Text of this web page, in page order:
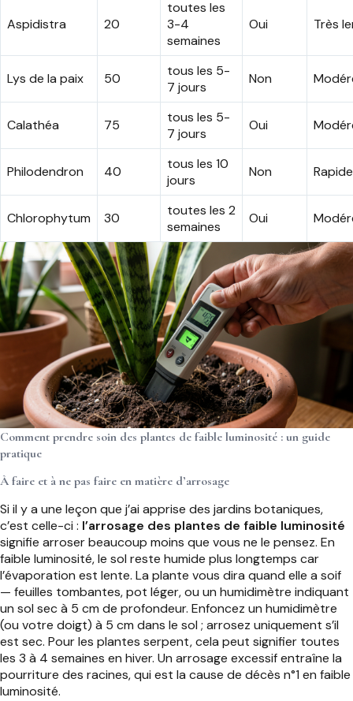
Aspidistra 20
toutes les
3-4
semaines
Oui Très
Lys de la paix 50
tous les 5-
7 jours
Non
Calathéa 75
tous les 5-
7 jours
Oui
Philodendron 40
tous les 10
jours
Non Rapide
Chlorophytum 30
toutes les 2
semaines
Oui
Comment prendre soin des plantes de faible luminosité : un guide
pratique
À faire et à ne pas faire en matière d’arrosage
Si il y a une leçon que j’ai apprise des jardins botaniques,
c’est celle-ci : l’arrosage des plantes de faible luminosité
signifie arroser beaucoup moins que vous ne le pensez. En
faible luminosité, le sol reste humide plus longtemps car
l’évaporation est lente. La plante vous dira quand elle a soif
— feuilles tombantes, pot léger, ou un humidimètre indiquant
un sol sec à 5 cm de profondeur. Enfoncez un humidimètre
(ou votre doigt) à 5 cm dans le sol ; arrosez uniquement s’il
est sec. Pour les plantes serpent, cela peut signifier toutes
les 3 à 4 semaines en hiver. Un arrosage excessif entraîne la
pourriture des racines, qui est la cause de décès n°1 en faible
luminosité.